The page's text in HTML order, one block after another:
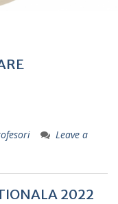
Leave a
2022